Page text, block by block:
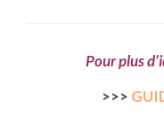
PORTUGAL
Pour plus
>>>